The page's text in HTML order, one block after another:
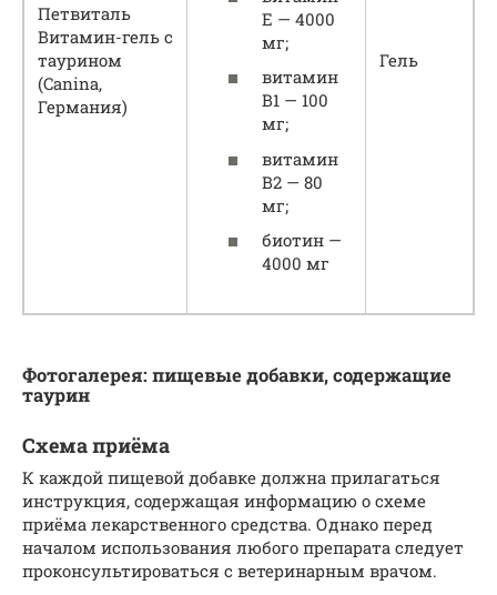
Петвиталь
Витамин-гель с
таурином
(Canina,
Германия)
Е — 4000
мг;
витамин
В1 — 100
мг;
витамин
В2 — 80
мг;
биотин —
4000 мг
Гель
Фотогалерея: пищевые добавки, содержащие
таурин
Схема приёма
К каждой пищевой добавке должна прилагаться
инструкция, содержащая информацию о схеме
приёма лекарственного средства. Однако перед
началом использования любого препарата следует
проконсультироваться с ветеринарным врачом.